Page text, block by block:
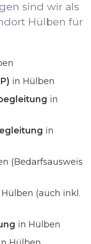
sind wir als
Hülben für
in Hülben
in
in
(Bedarfsausweis
(auch inkl.
in Hülben